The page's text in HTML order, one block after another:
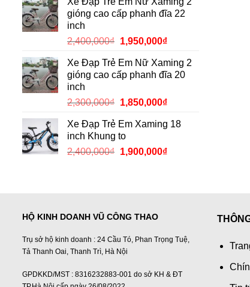
là:
2,600,000₫.
tại
là:
gióng cao cấp phanh đĩa 22
inch
2,400,000₫ Giá
là:
2,400,000₫.
1,950,000₫Giá
tại
là:
Xe Đạp Trẻ Em Nữ Xaming 2
gióng cao cấp phanh đĩa 20
inch
2,300,000₫ Giá
là:
2,300,000₫.
1,850,000₫Giá
tại
1,850,000₫.
Xe Đạp Trẻ Em Xaming 18
inch Khung to
2,400,000₫ Giá
1,900,000₫Giá
HỘ KINH DOANH VŨ CÔNG THAO
Trụ sở hộ kinh doanh : 24 Cầu Tó, Phan Trọng Tuệ,
Tả Thanh Oai, Thanh Trì, Hà Nội
GPDKKD/MST : 8316232883-001 do sở KH & ĐT